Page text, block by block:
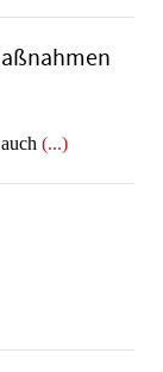
(...)